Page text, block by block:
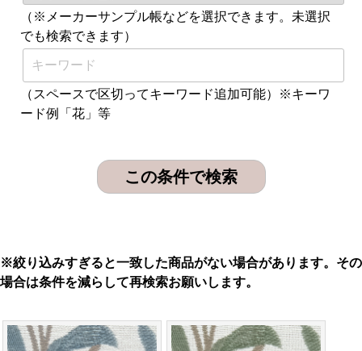
（※メーカーサンプル帳などを選択できます。未選択
でも検索できます）
（スペースで区切ってキーワード追加可能）※キーワ
ード例「花」等
※絞り込みすぎると一致した商品がない場合があります。その
場合は条件を減らして再検索お願いします。